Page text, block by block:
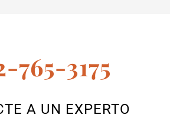
765-3175
A UN EXPERTO